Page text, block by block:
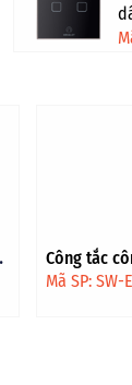
-
Công tắc
viền vàng
Mã SP: SW-